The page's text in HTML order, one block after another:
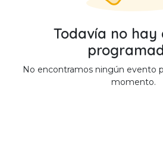
Todavía no hay
No encontramos ningún evento
momento.